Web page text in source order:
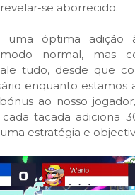
se aborrecido.
óptima adição
modo normal,
tudo, desde que
enquanto
ao nosso
tacada adiciona
estratégia e